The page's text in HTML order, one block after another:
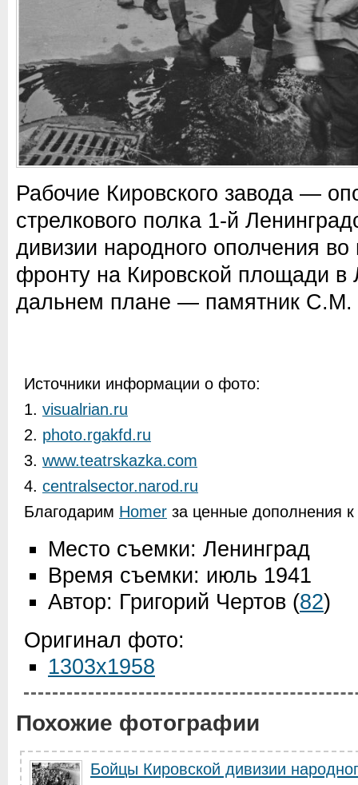
Рабочие Кировского завода —
стрелкового полка 1-й
дивизии народного ополчения
фронту на Кировской площади в
дальнем плане — памятник С.М.
Источники информации о фото:
1. visualrian.ru
2. photo.rgakfd.ru
3. www.teatrskazka.com
4. centralsector.narod.ru
Благодарим Homer за ценные дополнения к
Место съемки: Ленинград
Время съемки: июль 1941
Автор: Григорий Чертов (82)
Оригинал фото:
1303x1958
Похожие фотографии
Бойцы Кировской дивизии